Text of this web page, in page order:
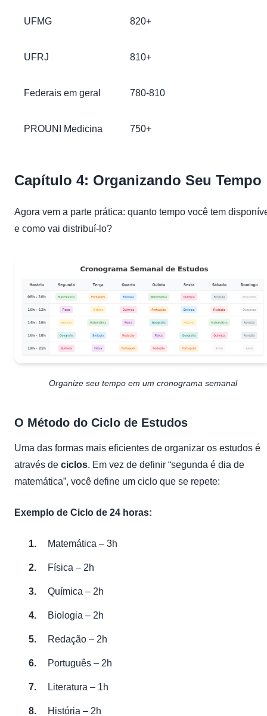
UFMG 820+
UFRJ 810+
Federais em geral 780-810
PROUNI Medicina 750+
Capítulo 4: Organizando Seu Tempo
Agora vem a parte prática: quanto tempo você tem
e como vai distribuí-lo?
Organize seu tempo em um cronograma semanal
O Método do Ciclo de Estudos
Uma das formas mais eficientes de organizar os estudos é
através de ciclos. Em vez de definir “segunda é dia de
matemática”, você define um ciclo que se repete:
Exemplo de Ciclo de 24 horas:
Matemática – 3h
Física – 2h
Química – 2h
Biologia – 2h
Redação – 2h
Português – 2h
Literatura – 1h
História – 2h